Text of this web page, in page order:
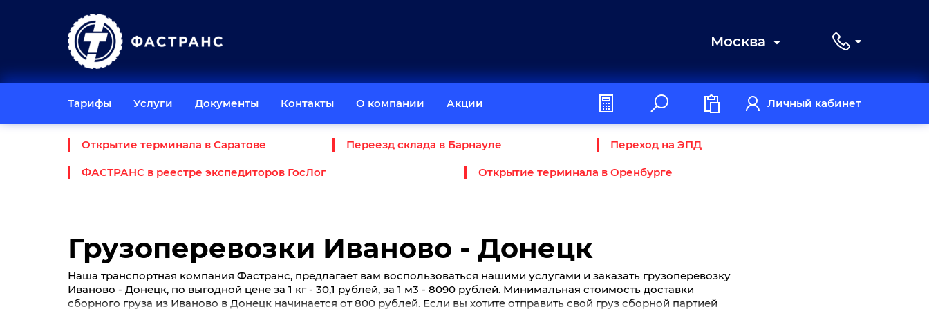
Москва
Тарифы Услуги Документы Контакты О компании Акции Личный кабинет
Открытие терминала в Саратове Переезд склада в Барнауле Переход на ЭПД
ФАСТРАНС в реестре экспедиторов ГосЛог Открытие терминала в Оренбурге
Грузоперевозки Иваново - Донецк
Наша транспортная компания Фастранс, предлагает вам воспользоваться нашими услугами и заказать грузоперевозку
Иваново - Донецк, по выгодной цене за 1 кг - 30,1 рублей, за 1 м3 - 8090 рублей. Минимальная стоимость доставки
сборного груза из Иваново в Донецк начинается от 800 рублей. Если вы хотите отправить свой груз сборной партией